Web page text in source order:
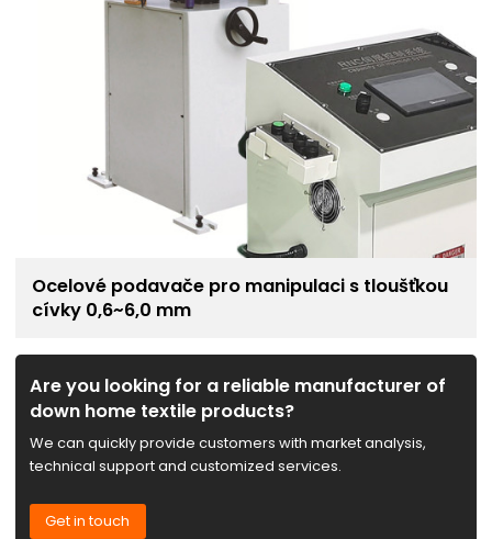
Ocelové podavače pro manipulaci s tloušťkou
cívky 0,6~6,0 mm
Are you looking for a reliable manufacturer of
down home textile products?
We can quickly provide customers with market analysis,
technical support and customized services.
Get in touch